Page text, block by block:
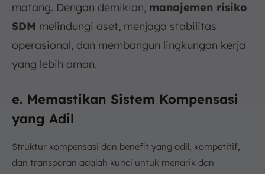
matang. Dengan demikian, manajemen risiko
SDM melindungi aset, menjaga stabilitas
operasional, dan membangun lingkungan kerja
yang lebih aman.
e. Memastikan Sistem Kompensasi
yang Adil
Struktur kompensasi dan benefit yang adil, kompetitif,
dan transparan adalah kunci untuk menarik dan